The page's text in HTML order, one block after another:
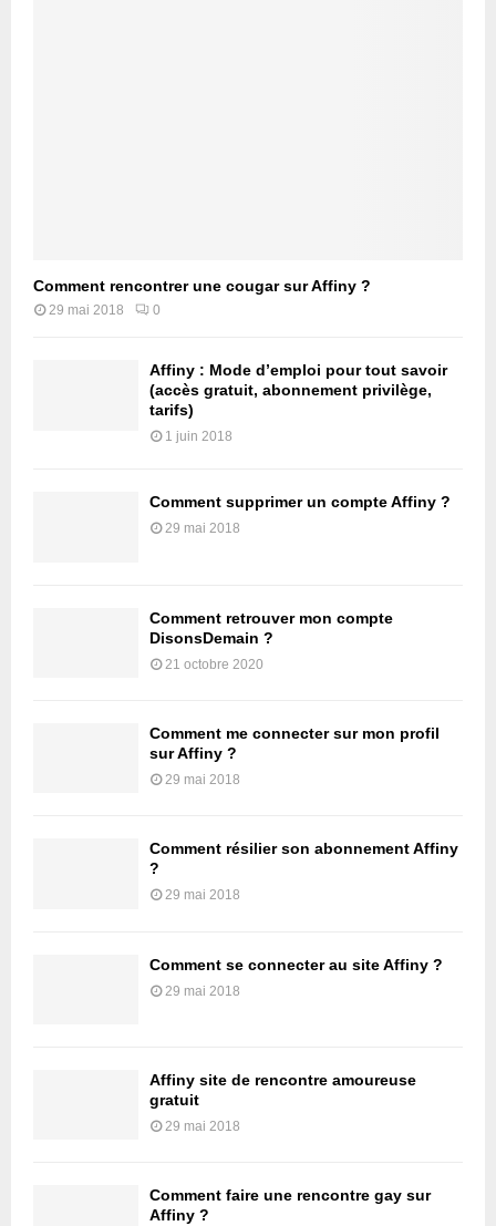
Comment rencontrer une cougar sur Affiny ?
29 mai 2018 0
Affiny : Mode d’emploi pour tout savoir
(accès gratuit, abonnement privilège,
tarifs)
1 juin 2018
Comment supprimer un compte Affiny ?
29 mai 2018
Comment retrouver mon compte
DisonsDemain ?
21 octobre 2020
Comment me connecter sur mon profil
sur Affiny ?
29 mai 2018
Comment résilier son abonnement Affiny
?
29 mai 2018
Comment se connecter au site Affiny ?
29 mai 2018
Affiny site de rencontre amoureuse
gratuit
29 mai 2018
Comment faire une rencontre gay sur
Affiny ?